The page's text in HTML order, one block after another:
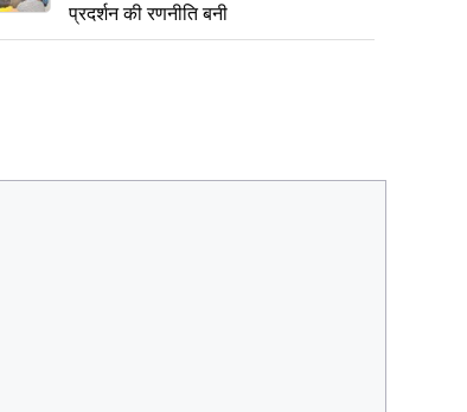
प्रदर्शन की रणनीति बनी